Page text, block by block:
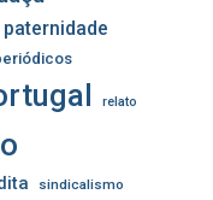
paternidade
relato
sindicalismo